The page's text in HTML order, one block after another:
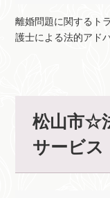
離婚問題に関するト
護士による法的アド
松山市☆
サービス